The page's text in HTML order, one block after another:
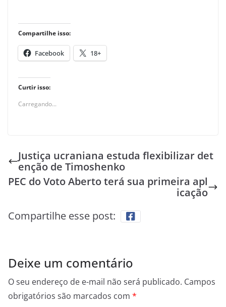
Compartilhe isso:
Facebook 18+
Curtir isso:
Carregando...
Justiça ucraniana estuda flexibilizar det
enção de Timoshenko
PEC do Voto Aberto terá sua primeira apl
icação
Compartilhe esse post:
Deixe um comentário
O seu endereço de e-mail não será publicado. Campos
obrigatórios são marcados com *